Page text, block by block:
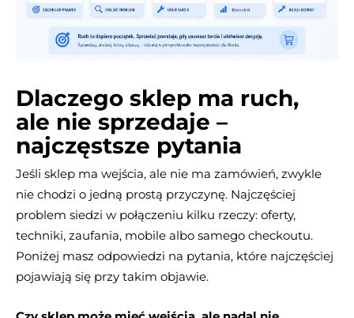
Dlaczego sklep ma ruch,
ale nie sprzedaje –
najczęstsze pytania
Jeśli sklep ma wejścia, ale nie ma zamówień, zwykle
nie chodzi o jedną prostą przyczynę. Najczęściej
problem siedzi w połączeniu kilku rzeczy: oferty,
techniki, zaufania, mobile albo samego checkoutu.
Poniżej masz odpowiedzi na pytania, które najczęściej
pojawiają się przy takim objawie.